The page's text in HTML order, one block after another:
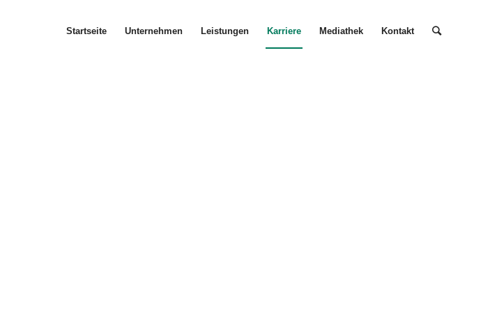
Startseite Unternehmen Leistungen Karriere Mediathek Kontakt